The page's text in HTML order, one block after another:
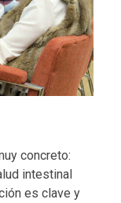
concreto:
intestinal
es clave y